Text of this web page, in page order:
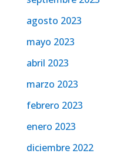
agosto 2023
mayo 2023
abril 2023
marzo 2023
febrero 2023
enero 2023
diciembre 2022